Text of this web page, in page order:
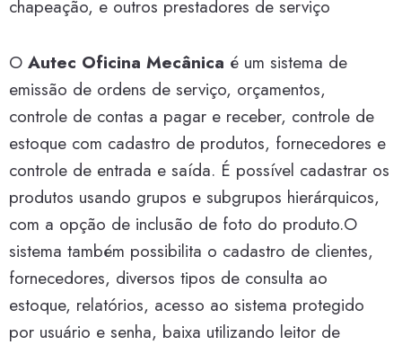
chapeação, e outros prestadores de serviço
O Autec Oficina Mecânica é um sistema de
emissão de ordens de serviço, orçamentos,
controle de contas a pagar e receber, controle de
estoque com cadastro de produtos, fornecedores e
controle de entrada e saída. É possível cadastrar os
produtos usando grupos e subgrupos hierárquicos,
com a opção de inclusão de foto do produto.O
sistema também possibilita o cadastro de clientes,
fornecedores, diversos tipos de consulta ao
estoque, relatórios, acesso ao sistema protegido
por usuário e senha, baixa utilizando leitor de